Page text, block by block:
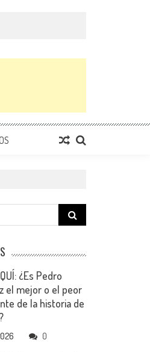
Search
for:
¿Es Pedro
el mejor o el peor
de la historia de
0